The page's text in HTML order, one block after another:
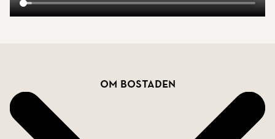
mer information.
Om bostaden